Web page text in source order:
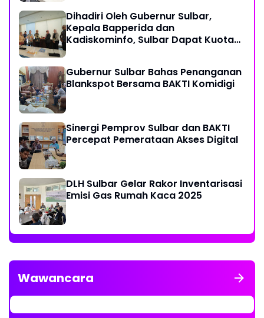
Dihadiri Oleh Gubernur Sulbar,
Kepala Bapperida dan
Kadiskominfo, Sulbar Dapat Kuota
Gubernur Sulbar Bahas Penanganan
Blankspot Bersama BAKTI Komidigi
Sinergi Pemprov Sulbar dan BAKTI
Percepat Pemerataan Akses Digital
DLH Sulbar Gelar Rakor Inventarisasi
Emisi Gas Rumah Kaca 2025
Wawancara